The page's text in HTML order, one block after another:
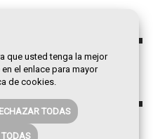
que usted tenga la mejor
el enlace para mayor
de cookies.
TODAS
TODAS